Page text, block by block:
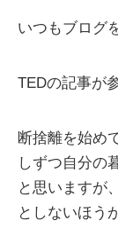
いつもブログ
TEDの記事が
断捨離を始め
しずつ自分の
と思いますが
としないほう